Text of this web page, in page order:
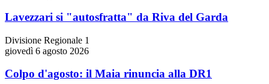
Lavezzari si "autosfratta" da Riva del Garda
Divisione Regionale 1
giovedì 6 agosto 2026
Colpo d'agosto: il Maia rinuncia alla DR1